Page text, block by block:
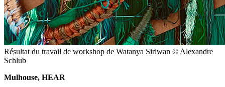
Résultat du travail de workshop de Watanya Siriwan © Alexandre
Schlub
Mulhouse, HEAR